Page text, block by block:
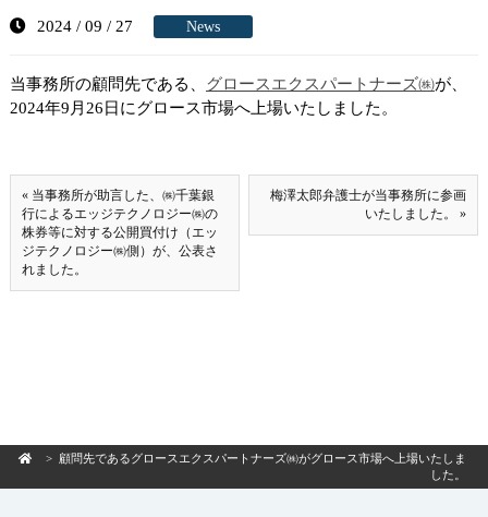
2024 / 09 / 27 News
当事務所の顧問先である、 グロースエクスパートナーズ㈱が、
2024年9月26日にグロース市場へ上場いたしました。
« 当事務所が助言した、㈱千葉銀
行によるエッジテクノロジー㈱の
株券等に対する公開買付け（エッ
ジテクノロジー㈱側）が、公表さ
れました。
梅澤太郎弁護士が当事務所に参画
いたしました。 »
> 顧問先であるグロースエクスパートナーズ㈱がグロース市場へ上場いたしま
した。